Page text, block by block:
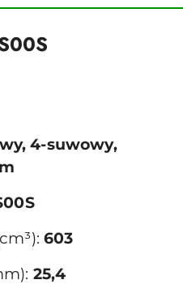
4-suwowy,
603
25,4